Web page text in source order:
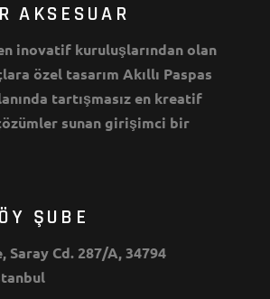
AKSESUAR
en inovatif kuruluşlarından olan
özel tasarım Akıllı Paspas
tartışmasız en kreatif
sunan girişimci bir
ŞUBE
Saray Cd. 287/A, 34794